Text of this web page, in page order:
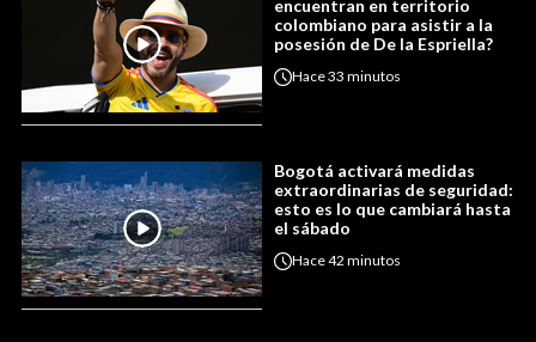
encuentran en territorio
colombiano para asistir a la
posesión de De la Espriella?
Hace33 minutos
Bogotá activará medidas
extraordinarias de seguridad:
esto es lo que cambiará hasta
el sábado
Hace42 minutos